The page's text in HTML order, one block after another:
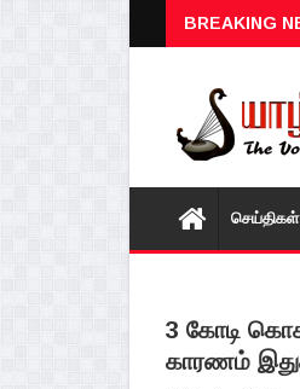
BREAKING
செய்திகள்
3 கோடி
காரணம்